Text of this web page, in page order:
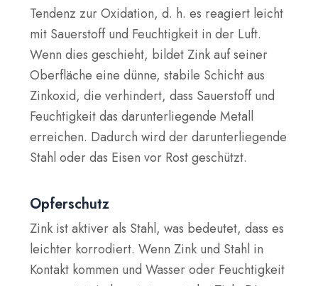
Tendenz zur Oxidation, d. h. es reagiert leicht
mit Sauerstoff und Feuchtigkeit in der Luft.
Wenn dies geschieht, bildet Zink auf seiner
Oberfläche eine dünne, stabile Schicht aus
Zinkoxid, die verhindert, dass Sauerstoff und
Feuchtigkeit das darunterliegende Metall
erreichen. Dadurch wird der darunterliegende
Stahl oder das Eisen vor Rost geschützt.
Opferschutz
Zink ist aktiver als Stahl, was bedeutet, dass es
leichter korrodiert. Wenn Zink und Stahl in
Kontakt kommen und Wasser oder Feuchtigkeit